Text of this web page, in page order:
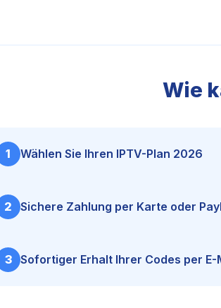
Wie
1 Wählen Sie Ihren IPTV-Plan 2026
2 Sichere Zahlung per Karte oder
3 Sofortiger Erhalt Ihrer Codes per E-